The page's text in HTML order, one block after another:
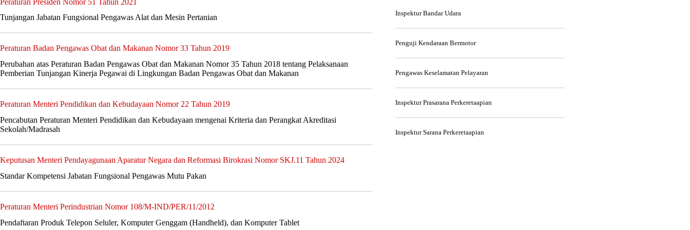
Tunjangan Jabatan Fungsional Pengawas Alat dan Mesin Pertanian
Peraturan Badan Pengawas Obat dan Makanan Nomor 33 Tahun 2019
Perubahan atas Peraturan Badan Pengawas Obat dan Makanan Nomor 35 Tahun 2018 tentang Pelaksanaan
Pemberian Tunjangan Kinerja Pegawai di Lingkungan Badan Pengawas Obat dan Makanan
Peraturan Menteri Pendidikan dan Kebudayaan Nomor 22 Tahun 2019
Pencabutan Peraturan Menteri Pendidikan dan Kebudayaan mengenai Kriteria dan Perangkat Akreditasi
Sekolah/Madrasah
Keputusan Menteri Pendayagunaan Aparatur Negara dan Reformasi Birokrasi Nomor SKJ.11 Tahun 2024
Standar Kompetensi Jabatan Fungsional Pengawas Mutu Pakan
Peraturan Menteri Perindustrian Nomor 108/M-IND/PER/11/2012
Pendaftaran Produk Telepon Seluler, Komputer Genggam (Handheld), dan Komputer Tablet
Inspektur Bandar Udara
Penguji Kendaraan Bermotor
Pengawas Keselamatan Pelayaran
Inspektur Prasarana Perkeretaapian
Inspektur Sarana Perkeretaapian